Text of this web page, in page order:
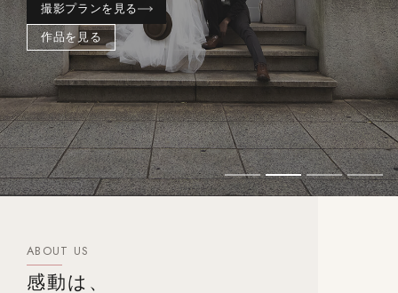
撮影プランを見る
作品を見る
ABOUT US
感動は、